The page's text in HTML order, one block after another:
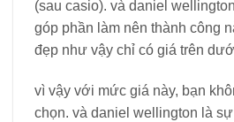
(sau casio). và daniel
góp phần làm nên thành công
đẹp như vậy chỉ có giá trên
vì vậy với mức giá này, bạn
chọn. và daniel wellington là